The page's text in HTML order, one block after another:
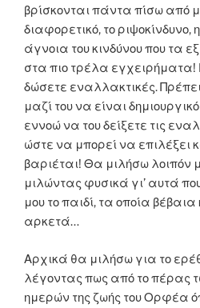
βρίσκονται πάντα πίσω από
διαφορετικό, το ριψοκίνδυνο,
άγνοια του κινδύνου που τα
στα πιο τρέλα εγχειρήματα!
δώσετε εναλλακτικές.
μαζί του να είναι
εννοώ να του δείξετε τις
ώστε να μπορεί να επιλέξει
βαριέται! Θα μιλήσω
μιλώντας φυσικά γι’ αυτά
μου το παιδί, τα οποία
αρκετά…
Αρχικά θα μιλήσω για το
λέγοντας πως από το πέρας
ημερών της ζωής του Ορφέα